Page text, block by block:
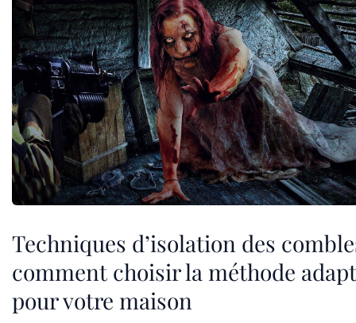
Techniques d’isolation des
comment choisir la méthode
pour votre maison